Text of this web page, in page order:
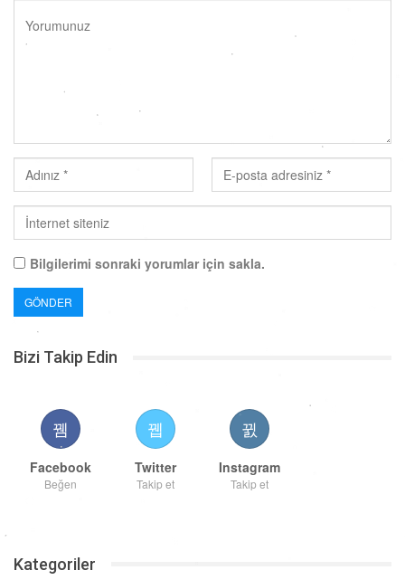
Bilgilerimi sonraki yorumlar için sakla.
Bizi Takip Edin
Facebook
Beğen
Twitter
Takip et
Instagram
Takip et
Kategoriler